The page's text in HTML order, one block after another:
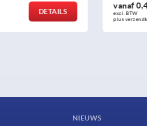
DETAILS
vanaf
excl. BTW
plus
NIEUWS